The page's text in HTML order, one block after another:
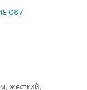
087
жесткий,